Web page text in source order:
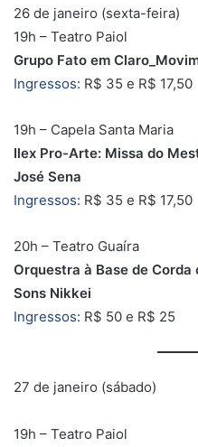
26 de janeiro (sexta-feira)
19h – Teatro Paiol
Grupo Fato em
Ingressos: R$ 35 e R$ 17,50
19h – Capela Santa Maria
Ilex Pro-Arte: Missa do
José Sena
Ingressos: R$ 35 e R$ 17,50
20h – Teatro Guaíra
Orquestra à Base de
Sons Nikkei
Ingressos: R$ 50 e R$ 25
27 de janeiro (sábado)
19h – Teatro Paiol